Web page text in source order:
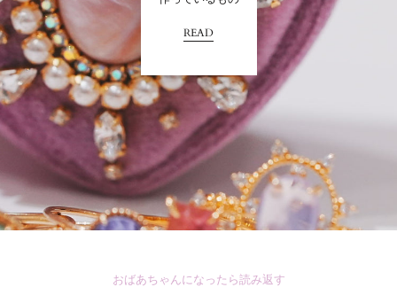
マルイで委託型の販売が可能なことを知り、その後の
春以降も現在までポップアップは続きます
ポップアップ期間中をメインに働くことで小一の壁に
対応するというまさかの形で廃業を回避することにな
りました。
READ
おばあちゃんになったら読み返す